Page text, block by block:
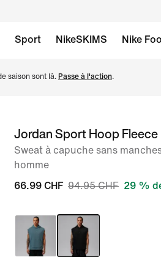
Sport NikeSKIMS Nike
saison sont là. Passe à l'action.
1
Jordan Sport Hoop Fleece
Sweat à capuche sans
homme
66.99 CHF 94.95 CHF 29 %